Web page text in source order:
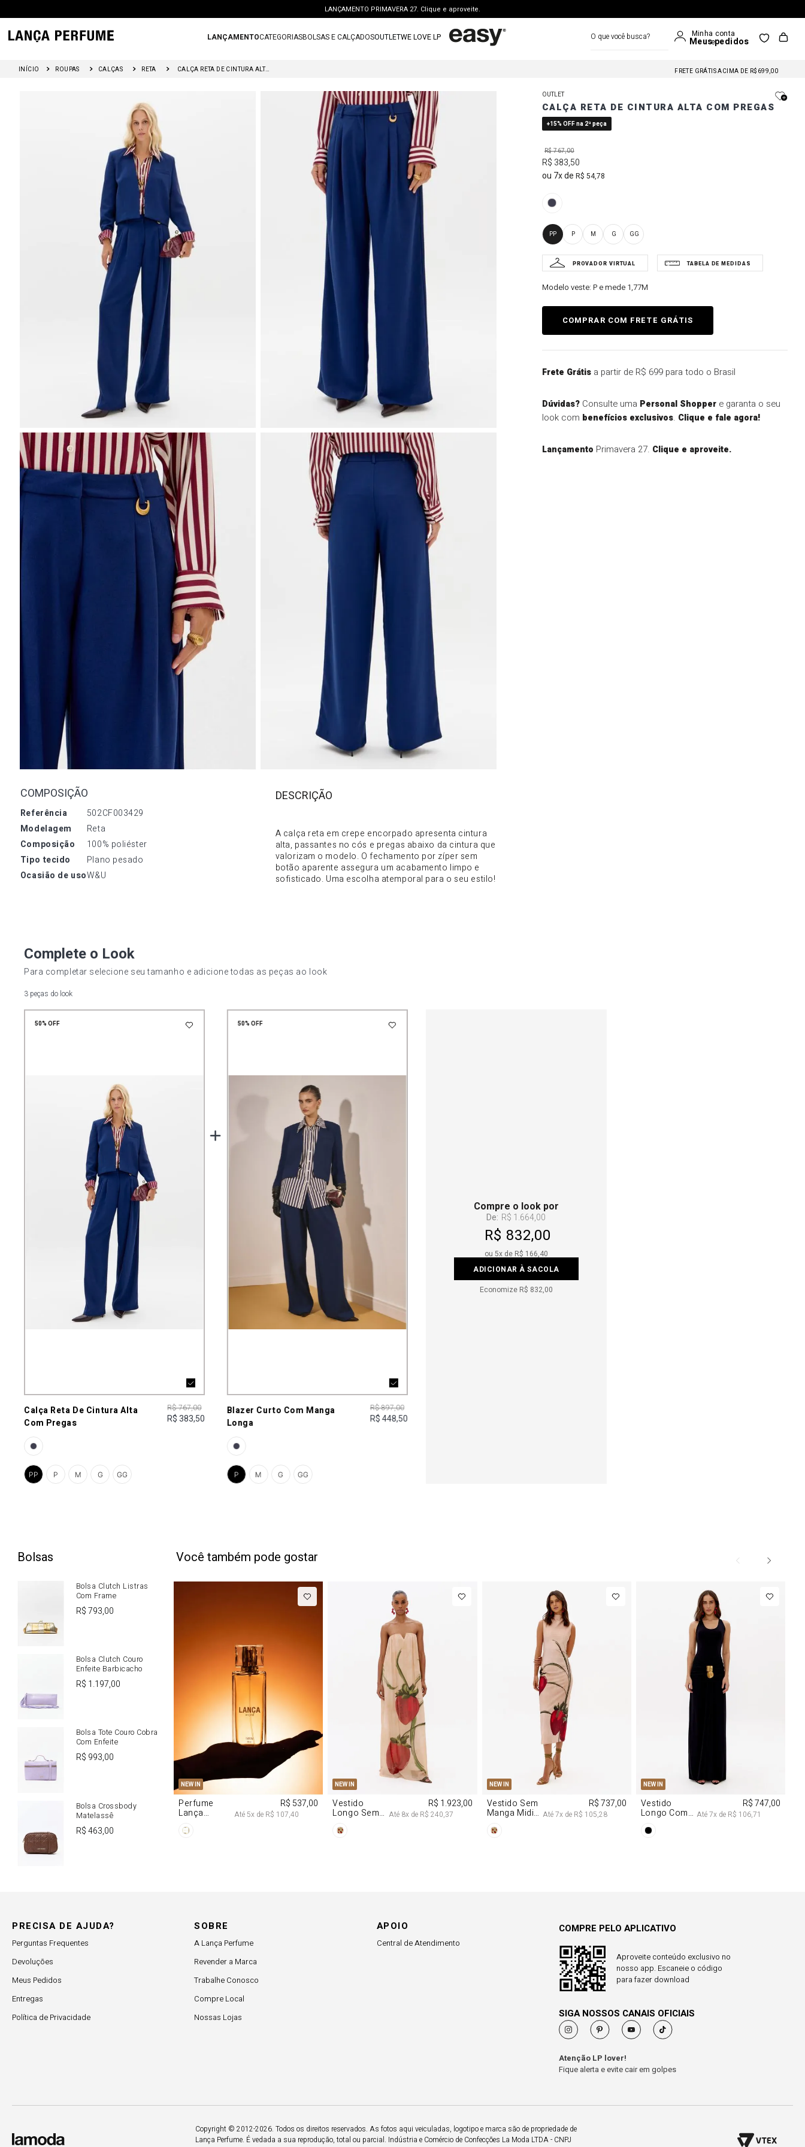
LANÇAMENTO PRIMAVERA 27. Clique e aproveite.
PERSONAL SHOPPER | garanta benefícios exclusivos. CONSULTAR >
FRETE GRÁTIS | a partir de R$ 699. APROVEITAR >
LANÇAMENTOCATEGORIASBOLSAS E CALÇADOSOUTLETWE LOVE LP
ROUPAS CALÇAS RETA CALÇA RETA DE CINTURA ALTA COM PREGAS
FRETE GRÁTIS ACIMA DE R$699,00
FRETE GRÁTIS NAS COMPRAS A PARTIR DE R$699
FRETE GRÁTIS ACIMA DE R$699,00
COMPOSIÇÃO
referência
502CF003429
modelagem
Reta
composição
100% poliéster
tipo tecido
Plano pesado
ocasião de usoW&U
A calça reta em crepe encorpado apresenta cintura
alta, passantes no cós e pregas abaixo da cintura que
valorizam o modelo. O fechamento por zíper sem
botão aparente assegura um acabamento limpo e
sofisticado. Uma escolha atemporal para o seu estilo!
OUTLET
CALÇA RETA DE CINTURA ALTA COM PREGAS
+15% OFF na 2ª peça
R$767,00
R$ 383,50
7
R$ 54,78
PP P M G GG
Modelo veste: P e mede 1,77M
Frete Grátisa partir de R$ 699 para todo o Brasil
Dúvidas?Consulte uma Personal Shoppere garanta o seu
look com benefícios exclusivos. Clique e fale agora!
Lançamento Primavera 27. Clique e aproveite.
Complete o Look
Para completar selecione seu tamanho e adicione todas as peças ao look
3 peças do look
50% OFF
Calça Reta De Cintura Alta
Com Pregas
R$ 767,00
R$ 383,50
G GG
M
P
PP
50% OFF
Blazer Curto Com Manga
Longa
R$ 897,00
R$ 448,50
G GG
M
P
Compre o look por
De: R$ 1.664,00
R$ 832,00
ou 5x de R$ 166,40
ADICIONAR À SACOLA
Economize R$ 832,00
Bolsas
Bolsa Clutch Listras
Com Frame
R$793,00
Bolsa Clutch Couro
Enfeite Barbicacho
R$ 1.197,00
Bolsa Tote Couro Cobra
Com Enfeite
R$ 993,00
Bolsa Crossbody
Matelassê
R$463,00
Você também pode gostar
NEW IN
U
Perfume
Lança
R$ 537,00
Até 5x de R$ 107,40
NEW IN
G
Vestido
Longo Sem
Chiffon
R$ 1.923,00
Até 8x de R$ 240,37
NEW IN
PP M
Vestido Sem
Manga Midi
Morango
R$ 737,00
Até7x de R$ 105,28
NEW IN
PP M
Vestido
Longo Com
Na Frente
R$ 747,00
Até7x de R$ 106,71
PRECISA DE AJUDA?
Perguntas Frequentes
Devoluções
Meus Pedidos
Entregas
Política de Privacidade
SOBRE
A Lança Perfume
Revender a Marca
Trabalhe Conosco
Compre Local
Nossas Lojas
APOIO
Central de Atendimento
COMPRE PELO APLICATIVO
Aproveite conteúdo exclusivo no
nosso app. Escaneie o código
para fazer download
SIGA NOSSOS CANAIS OFICIAIS
Atenção LP lover!
Fique alerta e evite cair em golpes
Copyright © 2012-2026. Todos os direitos reservados. As fotos aqui veiculadas, logotipo e marca são de propriedade de
Lança Perfume. É vedada a sua reprodução, total ou parcial. Indústria e Comércio de Confecções La Moda LTDA - CNPJ
2º
bolsa
3º
calca jeans
4º
5º
6º
7º
vestido curto
º
9º
10